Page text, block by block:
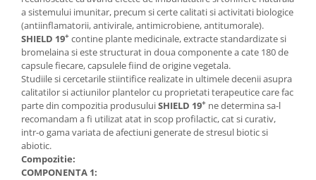
Mary & May
COSRX
BIODANCE
OOTD
Cettua
Haruharu Wonder
Medicube
ARIUL
Dr. Althea
Seleniu
Seminte de in
Silimarina
Spirulina
Ulei de cocos
Ulei de peste
Ulei MCT
Vitamina A
a sistemului imunitar, precum si certe calitati si activitati biologice
(antiinflamatorii, antivirale, antimicrobiene, antitumorale).
SHIELD 19+ contine plante medicinale, extracte standardizate si
bromelaina si este structurat in doua componente a cate 180 de
capsule fiecare, capsulele fiind de origine vegetala.
Studiile si cercetarile stiintifice realizate in ultimele decenii asupra
calitatilor si actiunilor plantelor cu proprietati terapeutice care fac
parte din compozitia produsuluiSHIELD 19+ ne determina sa-l
recomandam a fi utilizat atat in scop profilactic, cat si curativ,
intr-o gama variata de afectiuni generate de stresul biotic si
abiotic.
Compozitie:
COMPONENTA 1: